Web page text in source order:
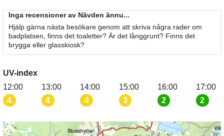
Inga recensioner av Nävden ännu...
Hjälp gärna nästa besökare genom att skriva några rader om
badplatsen, finns det toaletter? Är det långgrunt? Finns det
brygga eller glasskiosk?
UV-index
12:00
4
13:00
4
14:00
4
15:00
3
16:00
2
17:00
2